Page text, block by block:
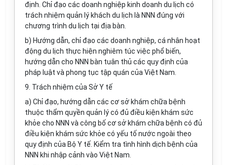
định. Chỉ đạo các doanh nghiệp kinh doanh du lịch có
trách nhiệm quản lý khách du lịch là NNN đúng với
chương trình du lịch tại địa bàn.
b) Hướng dẫn, chỉ đạo các doanh nghiệp, cá nhân hoạt
động du lịch thực hiện nghiêm túc việc phổ biến,
hướng dẫn cho NNN bàn tuân thủ các quy định của
pháp luật và phong tục tập quán của Việt Nam.
9. Trách nhiệm của SởY tế
a) Chỉđạo, hướng dẫn các cơ sở khám chữa bệnh
thuộc thẩm quyền quản lý có đủ điều kiện khám sức
khỏe cho NNN và công bố cơ sở khám chữa bệnh có đủ
điều kiện khám sức khỏe có yếu tố nước ngoài theo
quy định của Bộ Y tế. Kiểm tra tình hình dịch bệnh của
NNN khi nhập cảnh vào Việt Nam.